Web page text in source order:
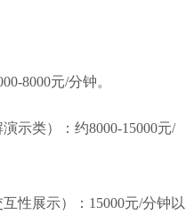
8000元/分钟。
示类）：约8000-15000元/
性展示）：15000元/分钟以